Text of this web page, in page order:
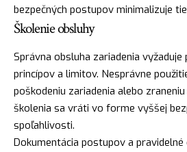
bezpečných postupov minimalizuje
Školenie obsluhy
Správna obsluha zariadenia vyžaduje
princípov a limitov. Nesprávne
poškodeniu zariadenia alebo
školenia sa vráti vo forme vyššej
spoľahlivosti.
Dokumentácia postupov a